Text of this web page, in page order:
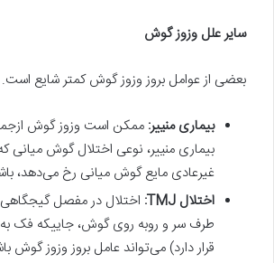
سایر علل وزوز گوش
بعضی از عوامل بروز وزوز گوش کمتر شایع است.
بیماری منییر: ممکن است وزوز گوش
بیماری منییر، نوعی اختلال گوش میانی
غیرعادی مایع گوش میانی رخ می‌دهد،
اختلال TMJ:
اختلال در مفصل
طرف سر و روبه روی گوش، جاییکه فک
قرار دارد) می‌تواند عامل بروز وزوز گوش